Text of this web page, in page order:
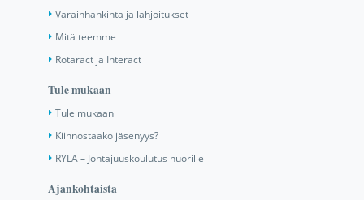
Varainhankinta ja lahjoitukset
Mitä teemme
Rotaract ja Interact
Tule mukaan
Tule mukaan
Kiinnostaako jäsenyys?
RYLA – Johtajuuskoulutus nuorille
Ajankohtaista